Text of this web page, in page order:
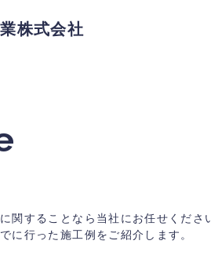
株式会社
関することなら当社にお任せくださ
に行った施工例をご紹介します。